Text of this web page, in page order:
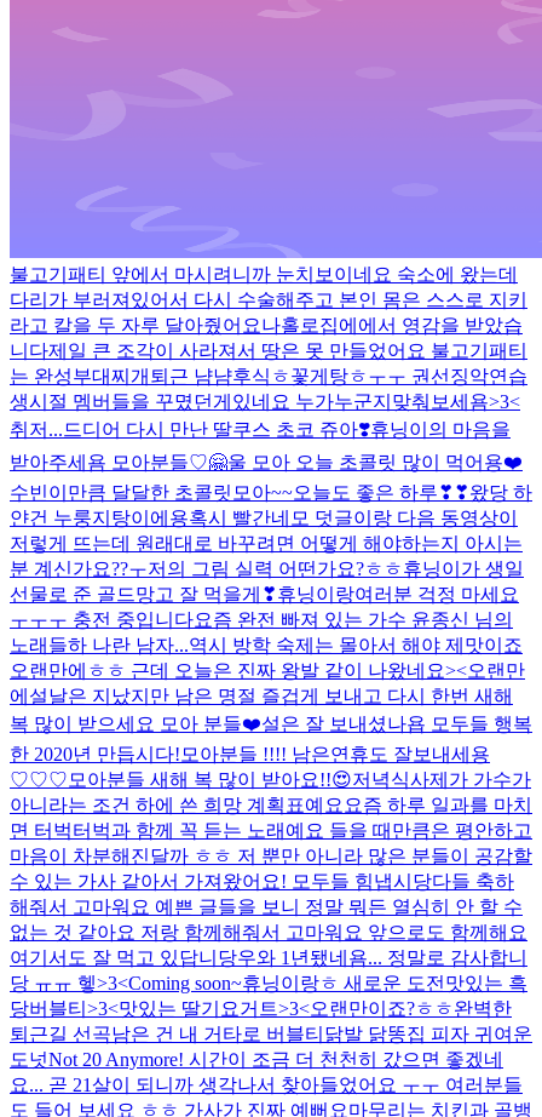
불고기패티 앞에서 마시려니까 눈치보이네요 숙소에 왔는데
다리가 부러져있어서 다시 수술해주고 본인 몸은 스스로 지키
라고 칼을 두 자루 달아줬어요나홀로집에에서 영감을 받았습
니다제일 큰 조각이 사라져서 땅은 못 만들었어요 불고기패티
는 완성부대찌개 퇴근 냠냠후식 ㅎ꽃게탕ㅎㅜㅜ 권선징악연습
생시절 멤버들을 꾸몄던게있네요 누가누군지맞춰보세욤>3<
취저...드디어 다시 만난 딸쿠스 초코 쥬아❣️휴닝이의 마음을
받아주세욤 모아분들♡🤗울 모아 오늘 초콜릿 많이 먹어용❤️
수빈이만큼 달달한 초콜릿 모아~~오늘도 좋은 하루❣❣왔당 하
얀건 누룽지탕이에용혹시 빨간네모 덧글이랑 다음 동영상이
저렇게 뜨는데 원래대로 바꾸려면 어떻게 해야하는지 아시는
분 계신가요??ㅜ저의 그림 실력 어떤가요?ㅎㅎ휴닝이가 생일
선물로 준 골드망고 잘 먹을게❣휴닝이랑여러분 걱정 마세요
ㅜㅜㅜ 충전 중입니다요즘 완전 빠져 있는 가수 윤종신 님의
노래들하 나란 남자...역시 방학 숙제는 몰아서 해야 제맛이죠
오랜만에ㅎㅎ 근데 오늘은 진짜 왕발 같이 나왔네요><오랜만
에 설날은 지났지만 남은 명절 즐겁게 보내고 다시 한번 새해
복 많이 받으세요 모아 분들❤️설은 잘 보내셨나욥 모두들 행복
한 2020년 만듭시다! 모아분들 !!!! 남은연휴도 잘보내세용
♡♡♡ 모아분들 새해 복 많이 받아요!!😍저녁식사제가 가수가
아니라는 조건 하에 쓴 희망 계획표예요 요즘 하루 일과를 마치
면 터벅터벅과 함께 꼭 듣는 노래예요 들을 때만큼은 평안하고
마음이 차분해진달까 ㅎㅎ 저 뿐만 아니라 많은 분들이 공감할
수 있는 가사 같아서 가져왔어요! 모두들 힘냅시당다들 축하
해줘서 고마워요 예쁜 글들을 보니 정말 뭐든 열심히 안 할 수
없는 것 같아요 저랑 함께해줘서 고마워요 앞으로도 함께해요
여기서도 잘 먹고 있답니당우와 1년됐네욤... 정말로 감사합니
당 ㅠㅠ 헿>3<Coming soon~휴닝이랑ㅎ 새로운 도전 맛있는 흑
당버블티>3<맛있는 딸기요거트>3<오랜만이죠?ㅎㅎ완벽한
퇴근길 선곡남은 건 내 거 타로 버블티 닭발 닭똥집 피자 귀여운
도넛Not 20 Anymore! 시간이 조금 더 천천히 갔으면 좋겠네
요... 곧 21살이 되니까 생각나서 찾아들었어요 ㅜㅜ 여러분들
도 들어 보세요 ㅎㅎ 가사가 진짜 예뻐요마무리는 치킨과 골뱅